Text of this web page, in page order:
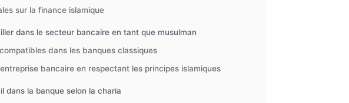
sur la finance islamique
dans le secteur bancaire en tant que musulman
dans les banques classiques
bancaire en respectant les principes islamiques
dans la banque selon la charia